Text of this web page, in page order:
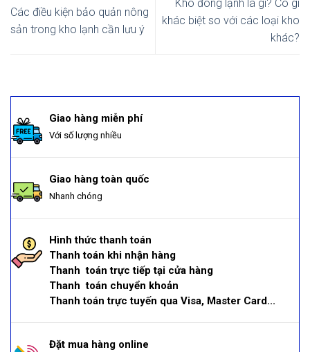
Các điều kiện bảo quản nông
sản trong kho lạnh cần lưu ý
Kho đông lạnh là gì? Có gì
khác biệt so với các loại kho
khác?
Giao hàng miễn phí
Với số lượng nhiều
Giao hàng toàn quốc
Nhanh chóng
Hình thức thanh toán
Thanh toán khi nhận hàng
Thanh toán trực tiếp tại cửa hàng
Thanh toán chuyển khoản
Thanh toán trực tuyến qua Visa, Master Card...
Đặt mua hàng online